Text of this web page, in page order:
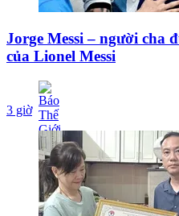
Jorge Messi – người cha
của Lionel Messi
3 giờ